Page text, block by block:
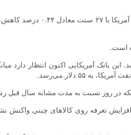
اوپک پلاس، کاهش می‌یابد. این بانک آمریکایی اکنون
رئیس‌جمهور آمریکا، مبنی بر افزایش تعرفه روی